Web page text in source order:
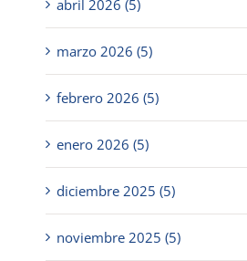
abril 2026 (5)
marzo 2026 (5)
febrero 2026 (5)
enero 2026 (5)
diciembre 2025 (5)
noviembre 2025 (5)